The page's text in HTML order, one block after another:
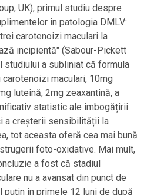
UK), primul studiu despre
în patologia DMLV:
carotenoizi maculari la
incipientă" (Sabour-Pickett
studiului a subliniat că formula
maculari, 10mg
luteină, 2mg zeaxantină, a
statistic ale îmbogățirii
a creșterii sensibilității la
tot aceasta oferă cea mai bună
foto-oxidative. Mai mult,
a fost că stadiul
nu a avansat din punct de
în primele 12 luni de după